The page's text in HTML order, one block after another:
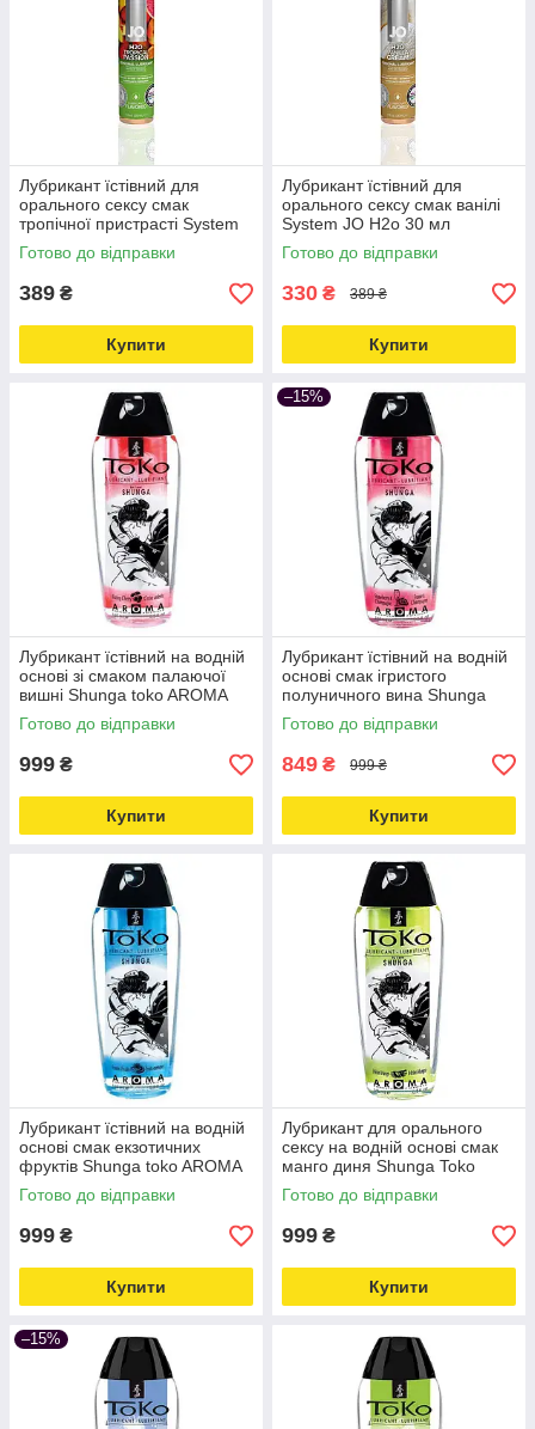
Лубрикант їстівний для
орального сексу смак
тропічної пристрасті System
JO H2o 30 мл Love&Life -
online-multimarket-
Готово до відправки
389 ₴
Купити
Лубрикант їстівний для
орального сексу смак ванілі
System JO H2o 30 мл
Love&Life -online-multimarket-
Готово до відправки
330 ₴ 389 ₴
Купити
Лубрикант їстівний на водній
основі зі смаком палаючої
вишні Shunga toko AROMA
165 мл Love&Life -online-
multimarket-
Готово до відправки
999 ₴
Купити
–15%
Лубрикант їстівний на водній
основі смак ігристого
полуничного вина Shunga
Toko AROMA 165 мл
Love&Life -online-multimarket-
Готово до відправки
849 ₴ 999 ₴
Купити
Лубрикант їстівний на водній
основі смак екзотичних
фруктів Shunga toko AROMA
165 мл Love&Life -online-
multimarket-
Готово до відправки
999 ₴
Купити
Лубрикант для орального
сексу на водній основі смак
манго диня Shunga Toko
AROMA 165 мл Love&Life -
online-multimarket-
Готово до відправки
999 ₴
Купити
–15%